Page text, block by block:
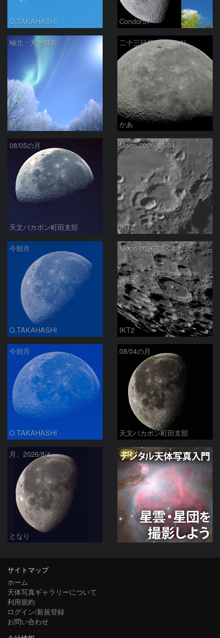
O.TAKAHASHI Condor57
極北・天地輝彩
駒沢 満晴
二十三日月(月齢21.4)
かあ
08/05の月
天文バカボン町田支部
Moon 2026-08-04
IKT2
今朝月
O.TAKAHASHI
Moon 2026-08-04
IKT2
今朝月
O.TAKAHASHI
08/04の月
天文バカボン町田支部
月、2026/8/4
となり
PR
サイトマップ
ホーム
天体写真ギャラリーについて
利用規約
ログイン/新規登録
お問い合わせ